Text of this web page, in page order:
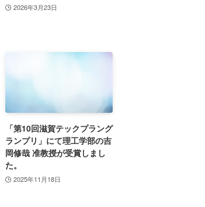
2026年3月23日
「第10回滋賀テックプラング
ランプリ」にて理工学部の吉
岡修哉 准教授が受賞しまし
た。
2025年11月18日